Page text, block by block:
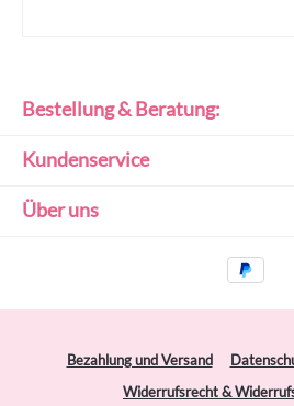
Bestellung & Beratung:
Kundenservice
Über uns
Bezahlung und Versand
Widerrufsrecht &